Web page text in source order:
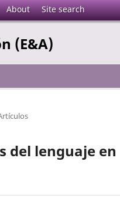
About Site search
(E&A)
del lenguaje